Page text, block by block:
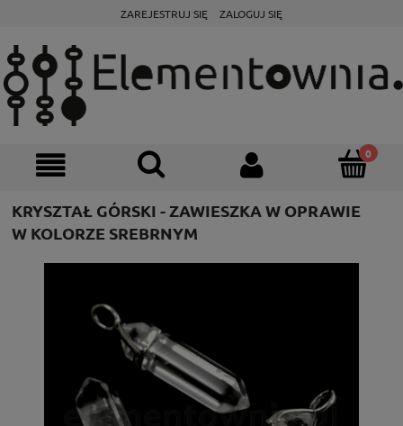
ZAREJESTRUJ SIĘ ZALOGUJ SIĘ
KRYSZTAŁ GÓRSKI - ZAWIESZKA W OPRAWIE
W KOLORZE SREBRNYM